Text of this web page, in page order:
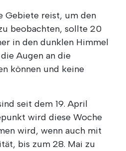
Gebiete reist, um den
beobachten, sollte 20
in den dunklen Himmel
Augen an die
können und keine
seit dem 19. April
wird diese Woche
wird, wenn auch mit
bis zum 28. Mai zu